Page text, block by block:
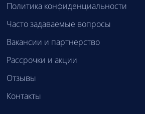
Политика конфиденциальности
Часто задаваемые вопросы
Вакансии и партнерство
Рассрочки и акции
Отзывы
Контакты